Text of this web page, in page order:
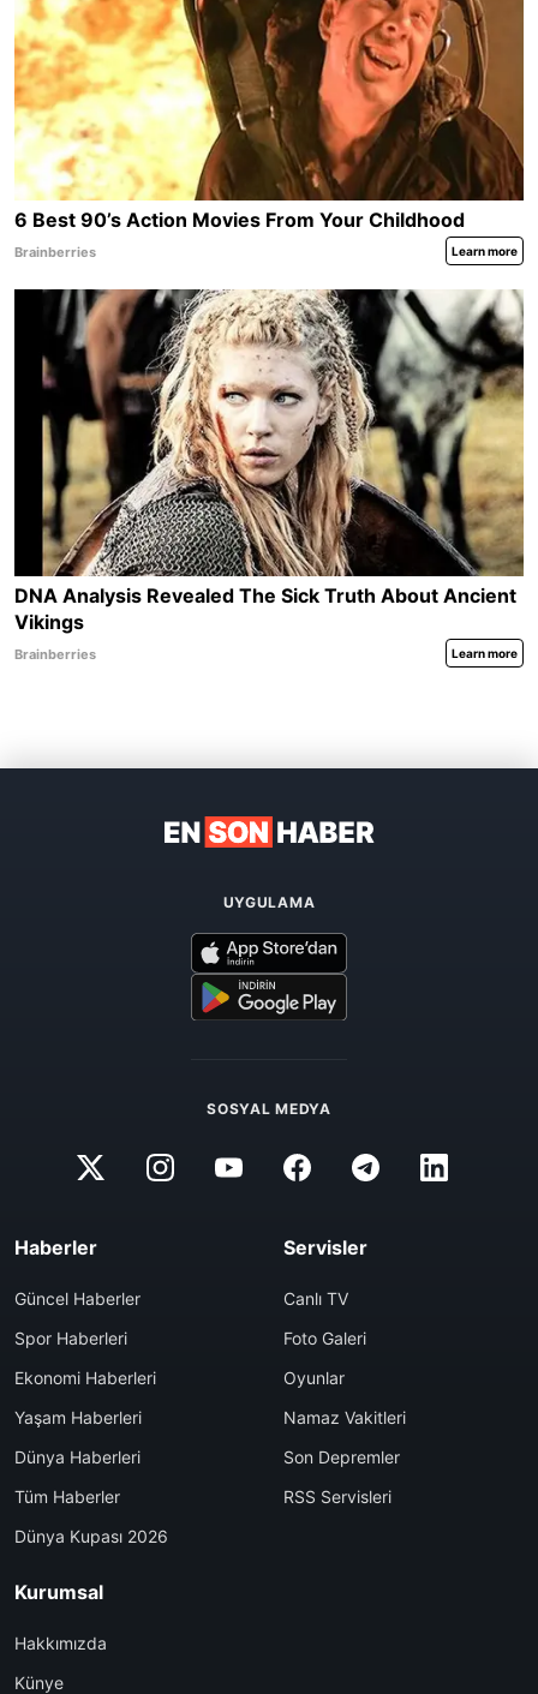
UYGULAMA
SOSYAL MEDYA
Haberler
Güncel Haberler
Spor Haberleri
Ekonomi Haberleri
Yaşam Haberleri
Dünya Haberleri
Tüm Haberler
Dünya Kupası 2026
Servisler
Canlı TV
Foto Galeri
Oyunlar
Namaz Vakitleri
Son Depremler
RSS Servisleri
Kurumsal
Hakkımızda
Künye